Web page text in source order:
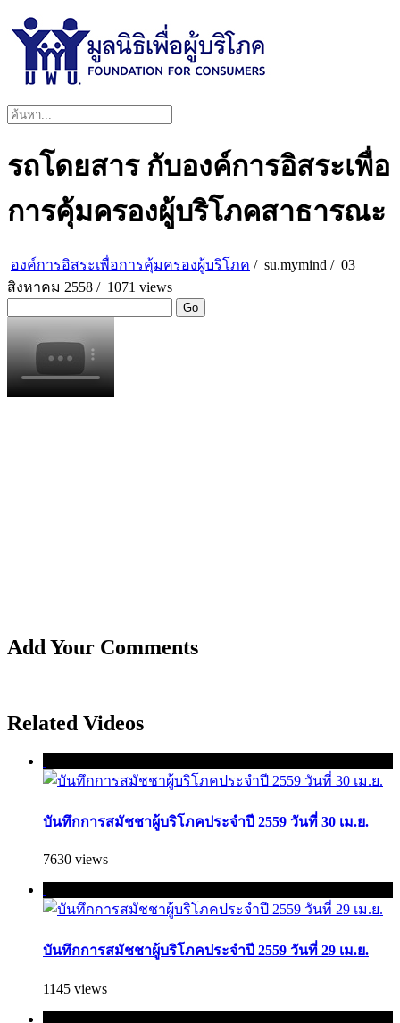
รถโดยสาร กับองค์การอิสระเพื่อ
การคุ้มครองผู้บริโภคสาธารณะ
องค์การอิสระเพื่อการคุ้มครองผู้บริโภค / su.mymind / 03
สิงหาคม 2558 / 1071 views
Go
Add Your Comments
Related Videos
บันทึกการสมัชชาผู้บริโภคประจำปี 2559 วันที่ 30 เม.ย.
7630 views
บันทึกการสมัชชาผู้บริโภคประจำปี 2559 วันที่ 29 เม.ย.
1145 views